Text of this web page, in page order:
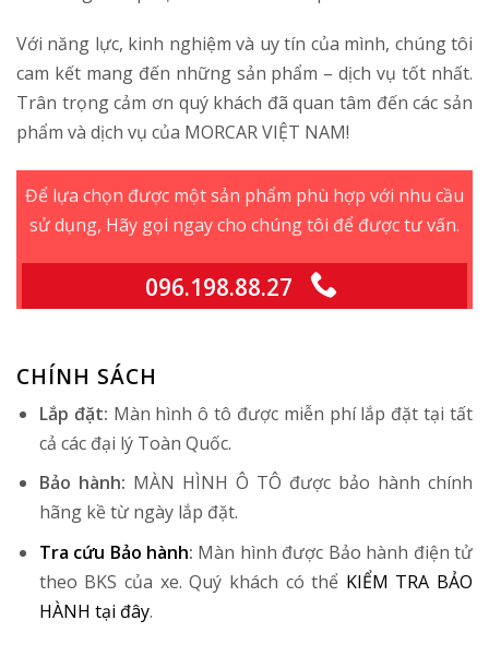
Với năng lực, kinh nghiệm và uy tín của mình, chúng tôi
cam kết mang đến những sản phẩm – dịch vụ tốt nhất.
Trân trọng cảm ơn quý khách đã quan tâm đến các sản
phẩm và dịch vụ của MORCAR VIỆT NAM!
Để lựa chọn được một sản phẩm phù hợp với nhu cầu
sử dụng, Hãy gọi ngay cho chúng tôi để được tư vấn.
096.198.88.27
CHÍNH SÁCH
Lắp đặt: Màn hình ô tô được miễn phí lắp đặt tại tất
cả các đại lý Toàn Quốc.
Bảo hành: MÀN HÌNH Ô TÔ được bảo hành chính
hãng kề từ ngày lắp đặt.
Tra cứu Bảo hành: Màn hình được Bảo hành điện tử
theo BKS của xe. Quý khách có thể KIỂM TRA BẢO
HÀNH tại đây.